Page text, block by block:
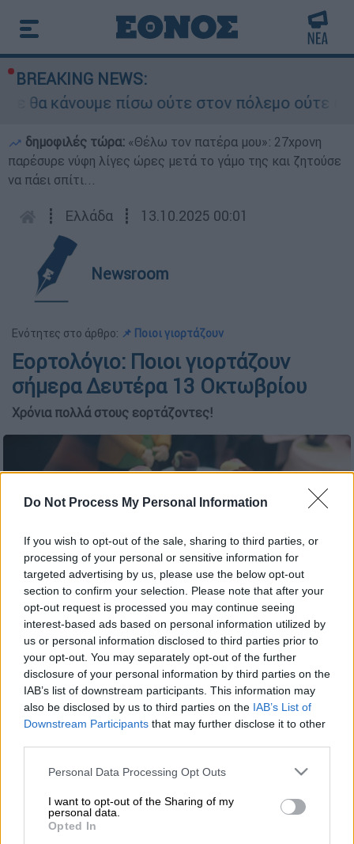
Do Not Process My Personal Information
If you wish to opt-out of the sale, sharing to third parties, or
processing of your personal or sensitive information for
targeted advertising by us, please use the below opt-out
section to confirm your selection. Please note that after your
opt-out request is processed you may continue seeing
interest-based ads based on personal information utilized by
us or personal information disclosed to third parties prior to
your opt-out. You may separately opt-out of the further
disclosure of your personal information by third parties on the
IAB’s list of downstream participants. This information may
also be disclosed by us to third parties on the IAB’s List of
Downstream Participants that may further disclose it to other
Please note that this website/app uses one or more Google
not limited to your visit or usage behaviour. You may click to
grant or deny consent to Google and its third-party tags to
use your data for below specified purposes in below Google
Personal Data Processing Opt Outs
I want to opt-out of the Sharing of my
personal data.
Opted In
BREAKING NEWS:
θα κάνουμε πίσω ούτε στον πόλεμο ούτε στις
δημοφιλές τώρα: «Θέλω τον πατέρα μου»: 27χρονη
παρέσυρε νύφη λίγες ώρες μετά το γάμο της και ζητούσε
να πάει σπίτι...
┋ Ελλάδα ┋ 13.10.2025 00:01
Newsroom
Ενότητες στο άρθρο: 📌 Ποιοι γιορτάζουν
Εορτολόγιο: Ποιοι γιορτάζουν
σήμερα Δευτέρα 13 Οκτωβρίου
Χρόνια πολλά στους εορτάζοντες!
Προσθέστε το ΕΘΝΟΣ στη Google
Των Ιερομαρτύρων Κάρπου και Αγαθονίκης
της Νεομάρτυρος Χρυσής και του Αγίου
σήμεραΔευτέρα 13 Οκτωβρίου.